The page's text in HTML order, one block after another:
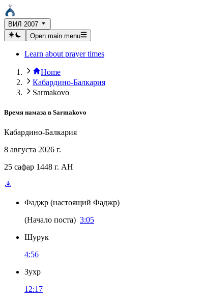
ВИЛ 2007
Open main menu
Learn about prayer times
Home
Кабардино-Балкария
Sarmakovo
Время намаза в Sarmakovo
Кабардино-Балкария
8 августа 2026 г.
25 сафар 1448 г. AH
Фаджр (настоящий Фаджр)
(Начало поста) 3:05
Шурук
4:56
Зухр
12:17